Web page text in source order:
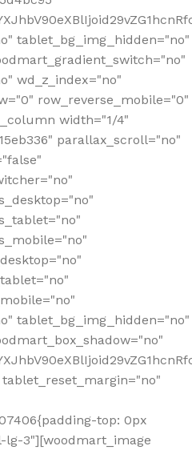
tablet_bg_img_hidden="no"
wd_z_index="no"
row_reverse_mobile="0"
width="1/4"
parallax_scroll="no"
tablet_bg_img_hidden="no"
top: 0px
lg-3"][woodmart_image